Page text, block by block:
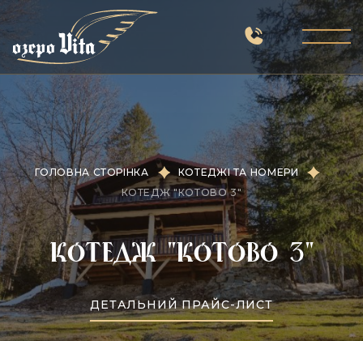
ГОЛОВНА СТОРІНКА
КОТЕДЖІ ТА НОМЕРИ
КОТЕДЖ "КОТОВО 3"
Котедж "Котово 3"
ДЕТАЛЬНИЙ ПРАЙС-ЛИСТ